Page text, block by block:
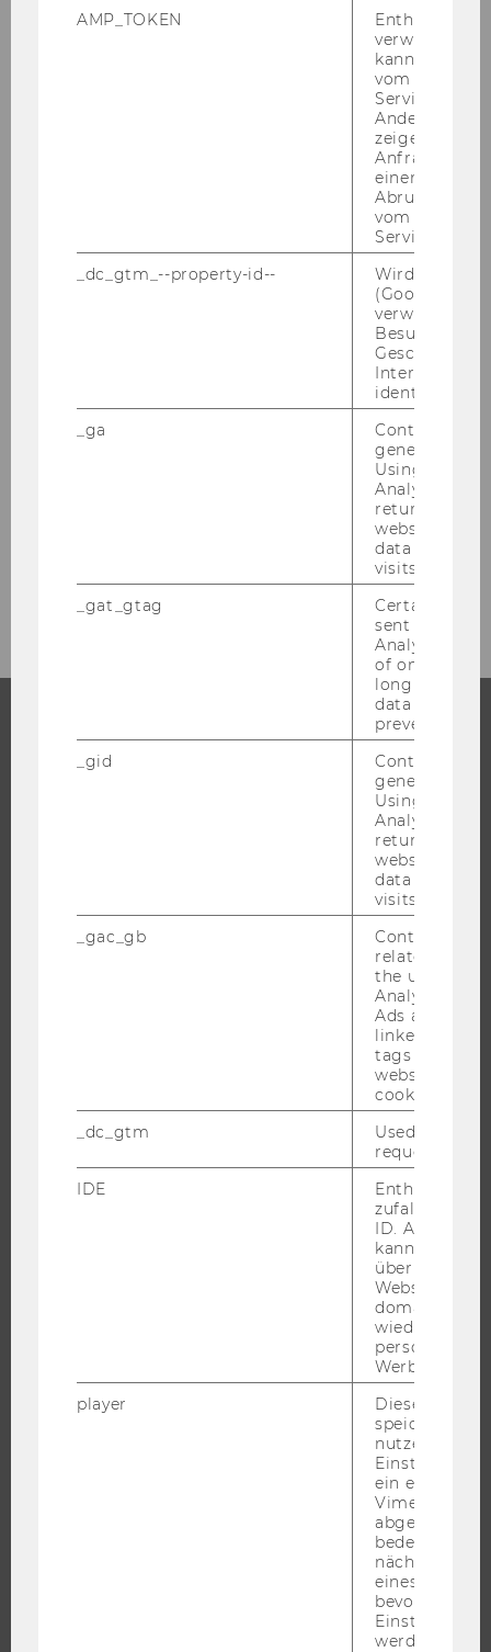
Studienplanwechsel
Studienplanwechsel Wirtschafts- und
Studienabschluss
STUDIUM
INTERNATIONALE UND INCOMING EXCHANGE STUDIERENDE
ANGEBOTE FÜR SCHULEN UND STUDIENINTERESSIERTE
FORSCHUNG
AMP_TOKEN
Enthält ein
verwendet
kann, um
vom AMP-
Service
Andere
zeigen Opt-
Anfrage im
einen Fehler
Abrufen
vom AMP
Service an.
_dc_gtm_--property-id--
Wird von
(Google Tag
verwendet,
Besucher
Geschlecht
Interessen zu
identifizieren.
_ga
Contains a
generated
Using this
Analytics can
returning
website and
data from
visits.
_gat_gtag
Certain data
sent to
Analytics a
of once per
long as it is
data
prevented.
_gid
Contains a
generated
Using this
Analytics can
returning
website and
data from
visits.
_gac_gb
Contains
related
the user. If
Analytics and
Ads accounts
linked, the
tags on the
website read
cookie.
_dc_gtm
Used to
request rate.
IDE
Enthält eine
ID. Anhand
kann Google
über
Websites
Werbung
player
Dieses Cookie
speichert
ein
Vimeo-Video
abgespielt
bedeutet,
nächsten
eines Vimeo-
bevorzugten
werden.